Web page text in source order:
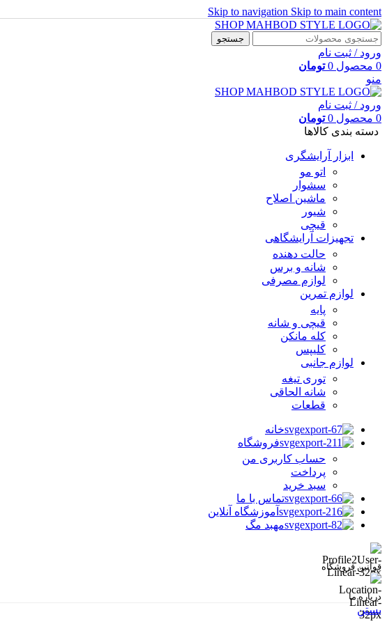
Skip to navigation Skip to main content
جستجو
ورود / ثبت نام
0 محصول 0 تومان
منو
ورود / ثبت نام
0 محصول 0 تومان
دسته بندی کالاها
ابزار آرایشگری
اتو مو
سشوار
ماشین اصلاح
شیور
قیچی
تجهیزات آرایشگاهی
حالت دهنده
شانه و برس
لوازم مصرفی
لوازم تمرین
پایه
قیچی و شانه
کله مانکن
کلیپس
لوازم جانبی
توری تیغه
شانه الحاقی
قطعات
خانه
فروشگاه
حساب کاربری من
پرداخت
سبد خرید
تماس با ما
آموزشگاه آنلاین
مهبد مگ
قوانین فروشگاه
درباره ما
بستن